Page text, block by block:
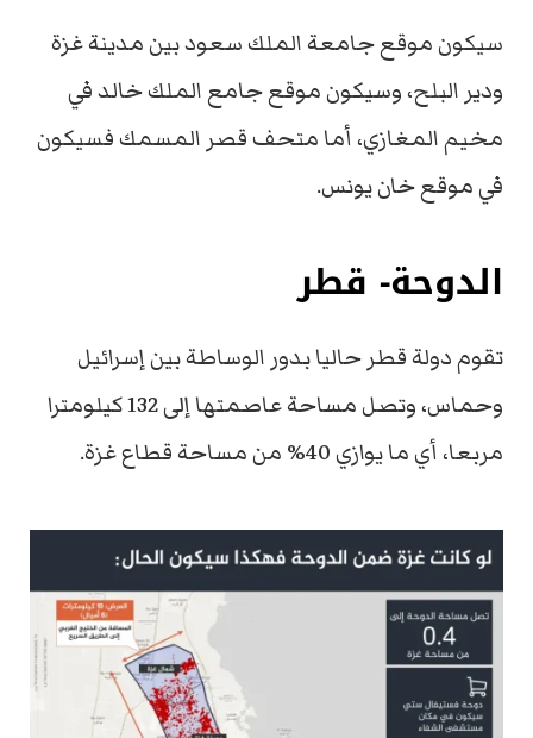
سيكون موقع جامعة الملك سعود بين مدينة غزة
ودير البلح، وسيكون موقع جامع الملك خالد في
مخيم المغازي، أما متحف قصر المسمك فسيكون
في موقع خان يونس.
الدوحة- قطر
تقوم دولة قطر حاليا بدور الوساطة بين إسرائيل
وحماس، وتصل مساحة عاصمتها إلى 132 كيلومترا
مربعا، أي ما يوازي 40% من مساحة قطاع غزة.